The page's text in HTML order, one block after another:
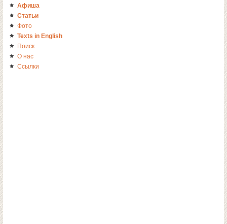
Афиша
Статьи
Фото
Texts in English
Поиск
О нас
Ссылки